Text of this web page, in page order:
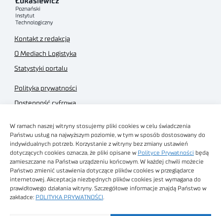
W ramach naszej witryny stosujemy pliki cookies w celu świadczenia
Państwu usług na najwyższym poziomie, w tym w sposób dostosowany do
indywidualnych potrzeb. Korzystanie z witryny bez zmiany ustawień
dotyczących cookies oznacza, że pliki opisane w Polityce Prywatności będą
zamieszczane na Państwa urządzeniu końcowym. W każdej chwili możecie
Państwo zmienić ustawienia dotyczące plików cookies w przeglądarce
internetowej. Akceptacja niezbędnych plików cookies jest wymagana do
prawidłowego działania witryny. Szczegółowe informacje znajdą Państwo w
zakładce: POLITYKA PRYWATNOŚCI
Kontakt z redakcją
O Mediach Logistyka
Statystyki portalu
Polityka prywatności
Dostępność cyfrowa
Regulamin sklepu
Obrazy stockowe
autorstwa